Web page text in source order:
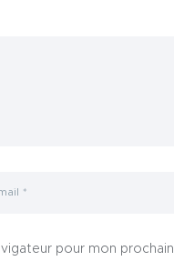
pour mon prochain